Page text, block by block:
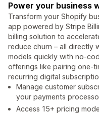
Power your business
Transform your Shopify
app powered by Stripe
billing solution to
reduce churn – all directly
models quickly with no-
offerings like pairing one-
recurring digital
Manage customer
your payments
Access 15+ pricing